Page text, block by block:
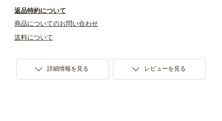
返品特約について
商品についてのお問い合わせ
送料について
詳細情報を見る レビューを見る